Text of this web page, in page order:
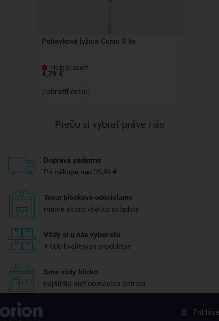
Polievková lyžica Conic 3 ks
nie je skladom
4,79 €
Zobraziť detail
Prečo si vybrať práve nás
Doprava zadarmo
Pri nákupe nad 39,99 €
Tovar bleskovo odosielame
máme skoro všetko skladom
Vždy si u nás vyberiete
4 000 kvalitných produktov
Sme vždy blízko
najširšia sieť domácich potrieb
Získajte rady, recepty a tipy na zľavy skôr ako
ktokoľvek iný